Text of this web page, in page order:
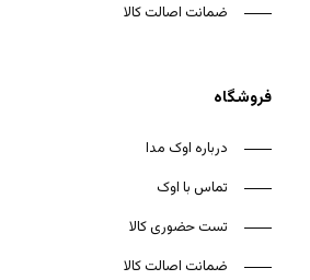
ضمانت اصالت کالا
فروشگاه
درباره اوک مدا
تماس با اوک
تست حضوری کالا
ضمانت اصالت کالا